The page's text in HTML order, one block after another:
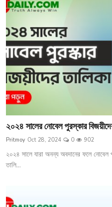
২০২৪ সালের নোবেল পুরস্কার
Pritmoy Oct 28, 2024 0 902
২০২৪ সালে যারা অনন্য অবদানের ফলে নোবেল
তালি...